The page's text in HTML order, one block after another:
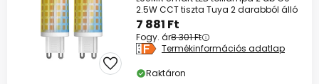
2.5W CCT tiszta Tuya 2 darabból álló
7 881 Ft
Fogy. ár8 301 Ft
Termékinformációs adatlap
Raktáron